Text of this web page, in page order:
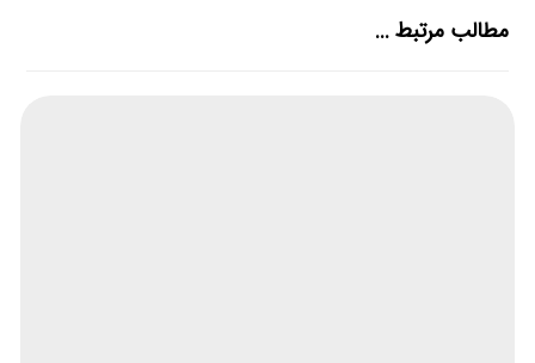
مطالب مرتبط ...